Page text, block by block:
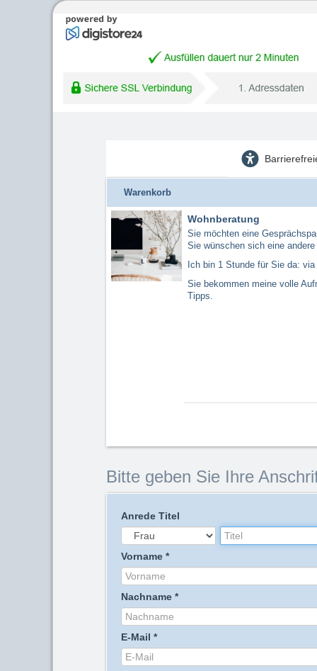
Warenkorb
Wohnberatung
Sie möchten eine
Sie wünschen sich eine
Ich bin 1 Stunde für Sie da:
Sie bekommen meine volle
Tipps.
Bitte geben Sie Ihre
Anrede Titel
Vorname *
Nachname *
E-Mail *